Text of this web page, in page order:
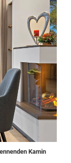
Kamin